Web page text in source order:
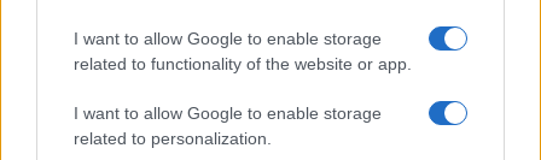
I want to allow Google to enable storage
related to functionality of the website or app.
I want to allow Google to enable storage
related to personalization.